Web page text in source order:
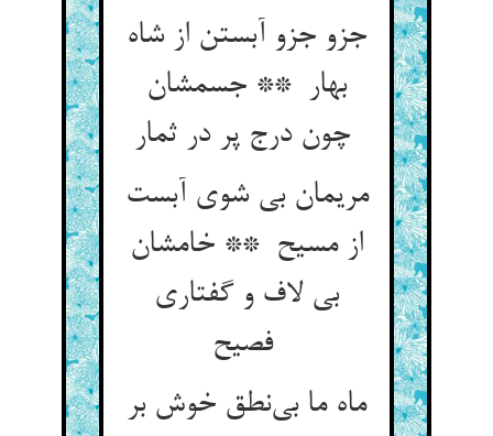
جزو جزو آبستن از شاه
بهار ** جسمشان
مریمان بی شوی آبست
از مسیح ** خامشان
بی لاف و گفتاری
فصیح
ماه ما بی‌نطق خوش بر